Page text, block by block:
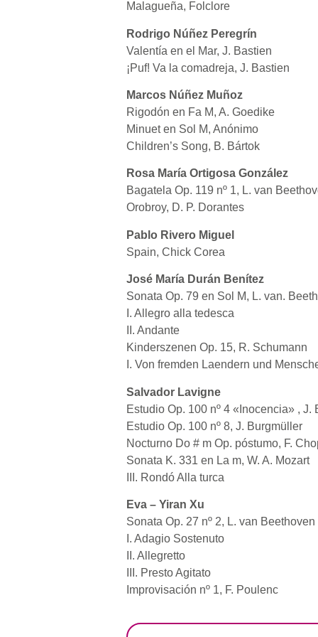
Malagueña, Folclore
Rodrigo Núñez Peregrín
Valentía en el Mar, J. Bastien
¡Puf! Va la comadreja, J. Bastien
Marcos Núñez Muñoz
Rigodón en Fa M, A. Goedike
Minuet en Sol M, Anónimo
Children’s Song, B. Bártok
Rosa María Ortigosa González
Bagatela Op. 119 nº 1, L. van
Orobroy, D. P. Dorantes
Pablo Rivero Miguel
Spain, Chick Corea
José María Durán Benítez
Sonata Op. 79 en Sol M, L. van.
I. Allegro alla tedesca
II. Andante
Kinderszenen Op. 15, R. Schumann
I. Von fremden Laendern und
Salvador Lavigne
Estudio Op. 100 nº 4 «Inocencia» , J.
Estudio Op. 100 nº 8, J. Burgmüller
Nocturno Do # m Op. póstumo, F.
Sonata K. 331 en La m, W. A. Mozart
III. Rondó Alla turca
Eva – Yiran Xu
Sonata Op. 27 nº 2, L. van Beethoven
I. Adagio Sostenuto
II. Allegretto
III. Presto Agitato
Improvisación nº 1, F. Poulenc